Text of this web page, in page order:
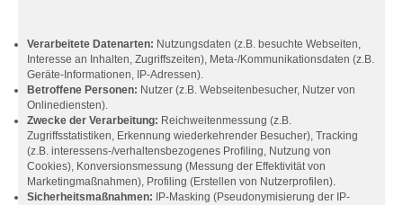
Verarbeitete Datenarten: Nutzungsdaten (z.B. besuchte Webseiten,
Interesse an Inhalten, Zugriffszeiten), Meta-/Kommunikationsdaten (z.B.
Geräte-Informationen, IP-Adressen).
Betroffene Personen: Nutzer (z.B. Webseitenbesucher, Nutzer von
Onlinediensten).
Zwecke der Verarbeitung: Reichweitenmessung (z.B.
Zugriffsstatistiken, Erkennung wiederkehrender Besucher), Tracking
(z.B. interessens-/verhaltensbezogenes Profiling, Nutzung von
Cookies), Konversionsmessung (Messung der Effektivität von
Marketingmaßnahmen), Profiling (Erstellen von Nutzerprofilen).
Sicherheitsmaßnahmen: IP-Masking (Pseudonymisierung der IP-